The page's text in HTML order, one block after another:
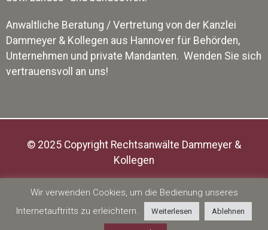
Anwaltliche Beratung / Vertretung von der Kanzlei
Dammeyer & Kollegen aus Hannover für Behörden,
Unternehmen und private Mandanten. Wenden Sie sich
vertrauensvoll an uns!
© 2025 Copyright Rechtsanwälte Dammeyer &
Kollegen
Impressum |Datenschutz
Wir verwenden Cookies, um die Bedienung unseres
Internetauftritts zu erleichtern.
Weiterlesen Ablehnen